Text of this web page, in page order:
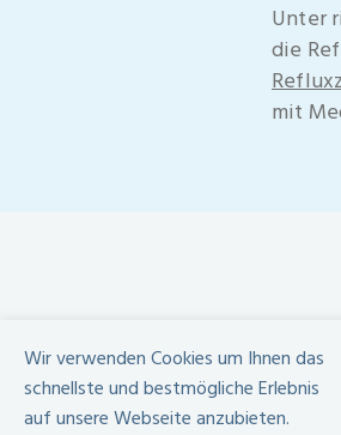
Unter
die
mit
Wir verwenden Cookies um Ihnen das
schnellste und bestmögliche Erlebnis
auf unsere Webseite anzubieten.